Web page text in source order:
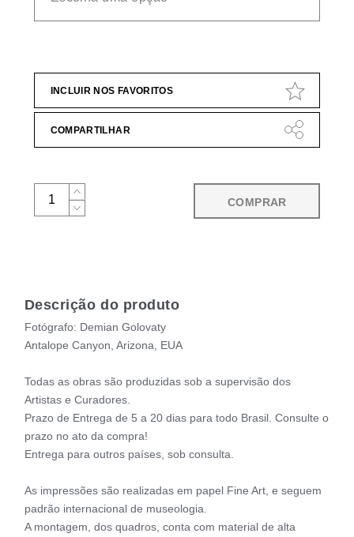
INCLUIR NOS FAVORITOS
COMPARTILHAR
COMPRAR
Descrição do produto
Fotógrafo: Demian Golovaty
Antalope Canyon, Arizona, EUA
Todas as obras são produzidas sob a supervisão dos
Artistas e Curadores.
Prazo de Entrega de 5 a 20 dias para todo Brasil. Consulte o
prazo no ato da compra!
Entrega para outros países, sob consulta.
As impressões são realizadas em papel Fine Art, e seguem
padrão internacional de museologia.
A montagem, dos quadros, conta com material de alta